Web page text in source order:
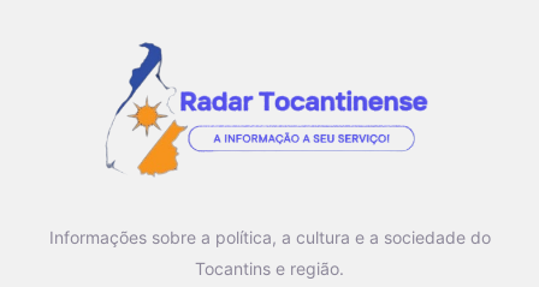
Informações sobre a política, a cultura e a sociedade do
Tocantins e região.